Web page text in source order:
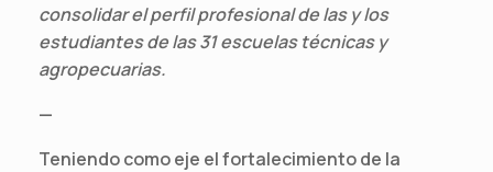
consolidar el perfil profesional de las y los
estudiantes de las 31 escuelas técnicas y
agropecuarias.
—
Teniendo como eje el fortalecimiento de la